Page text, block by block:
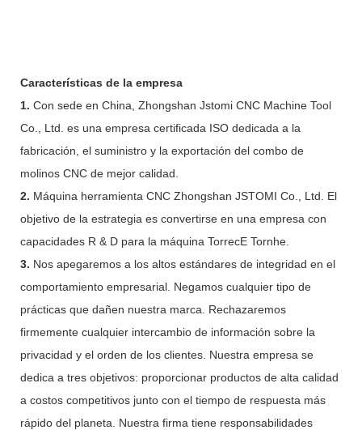
Características de la empresa
1. Con sede en China, Zhongshan Jstomi CNC Machine Tool
Co., Ltd. es una empresa certificada ISO dedicada a la
fabricación, el suministro y la exportación del combo de
molinos CNC de mejor calidad.
2. Máquina herramienta CNC Zhongshan JSTOMI Co., Ltd. El
objetivo de la estrategia es convertirse en una empresa con
capacidades R & D para la máquina TorrecE Tornhe.
3. Nos apegaremos a los altos estándares de integridad en el
comportamiento empresarial. Negamos cualquier tipo de
prácticas que dañen nuestra marca. Rechazaremos
firmemente cualquier intercambio de información sobre la
privacidad y el orden de los clientes. Nuestra empresa se
dedica a tres objetivos: proporcionar productos de alta calidad
a costos competitivos junto con el tiempo de respuesta más
rápido del planeta. Nuestra firma tiene responsabilidades